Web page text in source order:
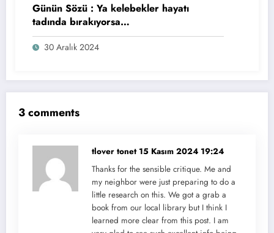
Günün Sözü : Ya kelebekler hayatı
tadında bırakıyorsa…
30 Aralık 2024
3 comments
tlover tonet 15 Kasım 2024 19:24
Thanks for the sensible critique. Me and
my neighbor were just preparing to do a
little research on this. We got a grab a
book from our local library but I think I
learned more clear from this post. I am